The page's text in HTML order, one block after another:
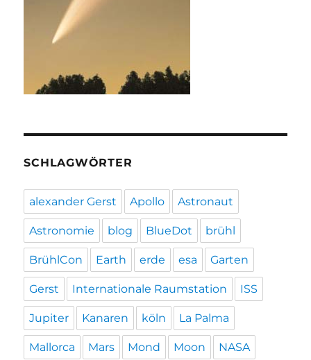
SCHLAGWÖRTER
alexander Gerst Apollo Astronaut
Astronomie blog BlueDot brühl
BrühlCon Earth erde esa Garten
Gerst Internationale Raumstation ISS
Jupiter Kanaren köln La Palma
Mallorca Mars Mond Moon NASA